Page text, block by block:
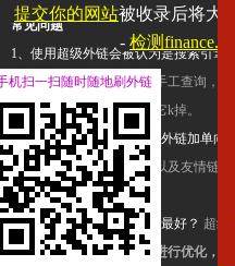
常见问题
1、使用超级外链会被认为是搜索引擎
查询工具，模拟的是正常手工查询，
推广竞争对手的网址，让它k掉。
2、网站优化单纯依靠超级外链加单向
链，需要结合普通的外链以及友情链
台交换友情链接。
3、如何使用超级外链效果最好？ 超级
有频繁使用超级外链工具进行优化，才
提交你的网站被收录后将大
- 检测
机扫一扫随时随地刷外链